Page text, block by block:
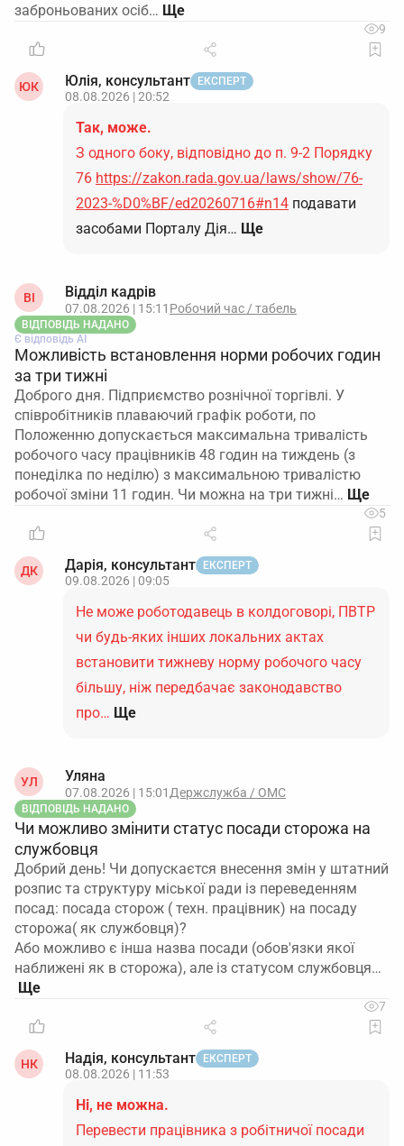
заброньованих осіб…
9
ЮК Юлія, консультант ЕКСПЕРТ
08.08.2026 | 20:52
Так, може.
З одного боку, відповідно до п. 9-2 Порядку
76 https://zakon.rada.gov.ua/laws/show/76-
2023-%D0%BF/ed20260716#n14 подавати
засобами Порталу Дія… Ще
ВІ Відділ кадрів
07.08.2026 | 15:11 Робочий час / табель
ВІДПОВІДЬ НАДАНО
Є відповідь АІ
Можливість встановлення норми робочих годин
за три тижні
Доброго дня. Підприємство рознічної торгівлі. У
співробітників плаваючий графік роботи, по
Положенню допускається максимальна тривалість
робочого часу працівників 48 годин на тиждень (з
понеділка по неділю) з максимальною тривалістю
робочої зміни 11 годин. Чи можна на три тижні…
5
ДК Дарія, консультант ЕКСПЕРТ
09.08.2026 | 09:05
Не може роботодавець в колдоговорі, ПВТР
чи будь-яких інших локальних актах
встановити тижневу норму робочого часу
більшу, ніж передбачає законодавство
про… Ще
УЛ Уляна
07.08.2026 | 15:01 Держслужба / ОМС
ВІДПОВІДЬ НАДАНО
Чи можливо змінити статус посади сторожа на
службовця
Добрий день! Чи допускаєтся внесення змін у штатний
розпис та структуру міської ради із переведенням
посад: посада сторож ( техн. працівник) на посаду
сторожа( як службовця)?
Або можливо є інша назва посади (обов'язки якої
наближені як в сторожа), але із статусом службовця…
7
НК Надія, консультант ЕКСПЕРТ
08.08.2026 | 11:53
Ні, не можна.
Перевести працівника з робітничої посади